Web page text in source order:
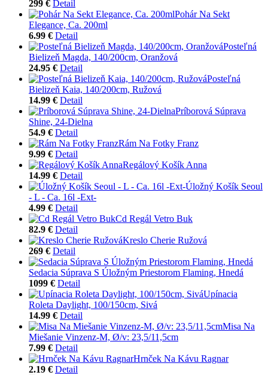
299 € Detail
Pohár Na Sekt
Elegance, Ca. 200ml
6.99 € Detail
Posteľná
Bielizeň Magda, 140/200cm, Oranžová
24.95 € Detail
Posteľná
Bielizeň Kaia, 140/200cm, Ružová
14.99 € Detail
Príborová Súprava
Shine, 24-Dielna
54.9 € Detail
Rám Na Fotky Franz
9.99 € Detail
Regálový Košík Anna
14.99 € Detail
Úložný Košík Seoul
- L - Ca. 16l -Ext-
4.99 € Detail
Cd Regál Vetro Buk
82.9 € Detail
Kreslo Cherie Ružová
269 € Detail
Sedacia Súprava S Úložným Priestorom Flaming, Hnedá
1099 € Detail
Upínacia
Roleta Daylight, 100/150cm, Sivá
14.99 € Detail
Misa Na
Miešanie Vinzenz-M, Ø/v: 23,5/11,5cm
7.99 € Detail
Hrnček Na Kávu Ragnar
2.19 € Detail